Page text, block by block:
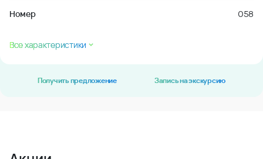
Номер 058
Все характеристики
Получить предложение Запись на экскурсию